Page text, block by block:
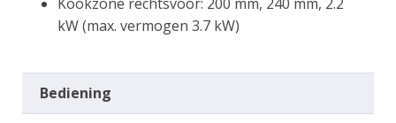
kW (max. vermogen 3.7 kW)
Bediening